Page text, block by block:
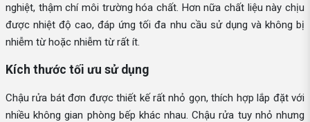
nghiệt, thậm chí môi trường hóa chất. Hơn nữa chất liệu này chịu
được nhiệt độ cao, đáp ứng tối đa nhu cầu sử dụng và không bị
nhiễm từ hoặc nhiễm từ rất ít.
Kích thước tối ưu sử dụng
Chậu rửa bát đơn được thiết kế rất nhỏ gọn, thích hợp lắp đặt với
nhiều không gian phòng bếp khác nhau. Chậu rửa tuy nhỏ nhưng